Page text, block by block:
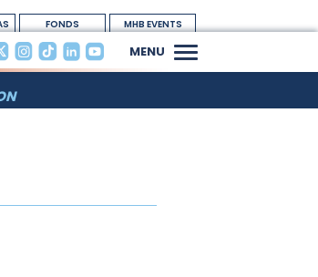
FONDS
DOTATION
MHB EVENTS
MENU